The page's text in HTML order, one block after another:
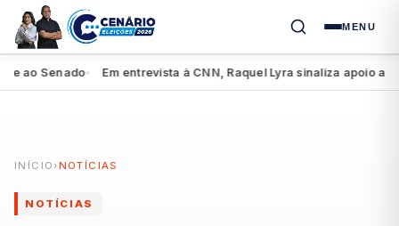
MENU
Senado● Em entrevista à CNN, Raquel Lyra sinaliza apoio a Lula
INÍCIO › NOTÍCIAS
NOTÍCIAS